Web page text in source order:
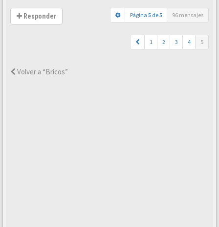
Responder Página 5 de5 96 mensajes
1 2 3 4 5
Volver a “Bricos”